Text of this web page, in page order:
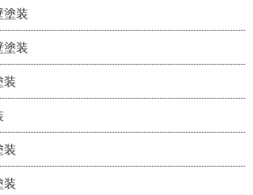
塗装
塗装
装
装
装